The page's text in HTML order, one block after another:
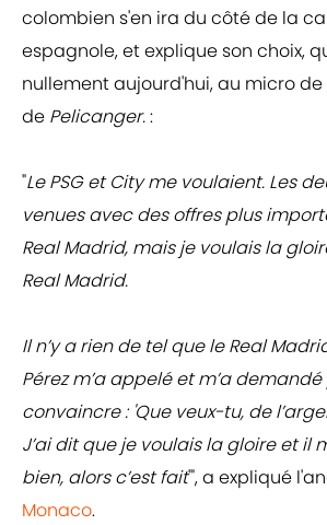
colombien s'en ira du côté de la
espagnole, et explique son choix,
nullement aujourd'hui, au micro
de Pelicanger.:
"Le PSG et City me voulaient. Les
venues avec des offres plus
Real Madrid, mais je voulais la
Real Madrid.
Il n’y a rien de tel que le Real
Pérez m’a appelé et m’a
convaincre : 'Que veux-tu, de
J’ai dit que je voulais la gloire et il
bien, alors c’est fait'", a expliqué
Monaco.